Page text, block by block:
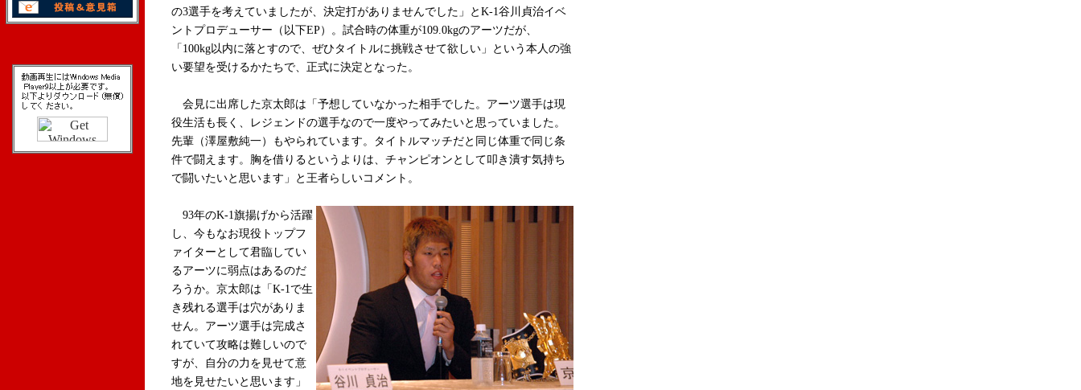
の3選手を考えていましたが、決定打がありませんでした」とK-1谷川貞治イベ
ントプロデューサー（以下EP）。試合時の体重が109.0kgのアーツだが、
「100kg以内に落とすので、ぜひタイトルに挑戦させて欲しい」という本人の強
い要望を受けるかたちで、正式に決定となった。
会見に出席した京太郎は「予想していなかった相手でした。アーツ選手は現
役生活も長く、レジェンドの選手なので一度やってみたいと思っていました。
先輩（澤屋敷純一）もやられています。タイトルマッチだと同じ体重で同じ条
件で闘えます。胸を借りるというよりは、チャンピオンとして叩き潰す気持ち
で闘いたいと思います」と王者らしいコメント。
93年のK-1旗揚げから活躍
し、今もなお現役トップフ
ァイターとして君臨してい
るアーツに弱点はあるのだ
ろうか。京太郎は「K-1で生
き残れる選手は穴がありま
せん。アーツ選手は完成さ
れていて攻略は難しいので
すが、自分の力を見せて意
地を見せたいと思います」